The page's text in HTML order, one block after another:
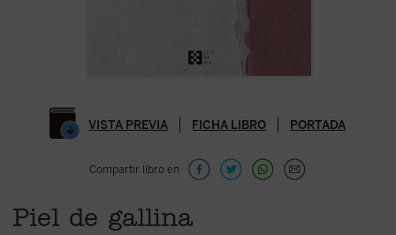
VISTA PREVIA FICHA LIBRO PORTADA
Compartir libro en
Piel de gallina